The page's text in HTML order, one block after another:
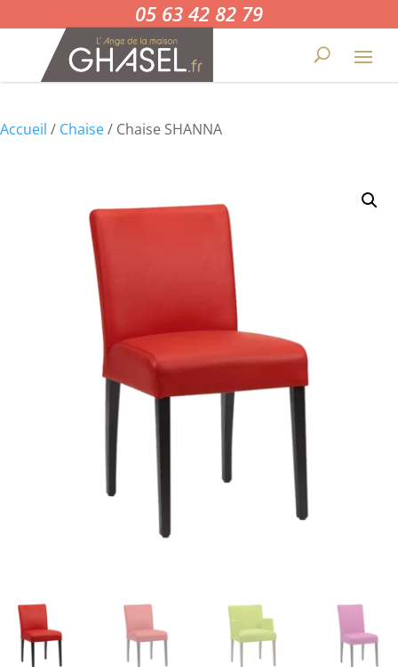
05 63 42 82 79
Accueil / Chaise/ Chaise SHANNA